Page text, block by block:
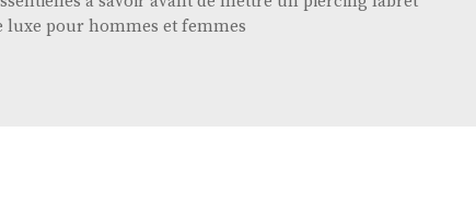
luxe pour hommes et femmes